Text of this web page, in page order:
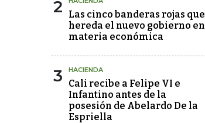
2
Las cinco banderas rojas que
hereda el nuevo gobierno en
materia económica
3 HACIENDA
Cali recibe a Felipe VI e
Infantino antes de la
posesión de Abelardo De la
Espriella